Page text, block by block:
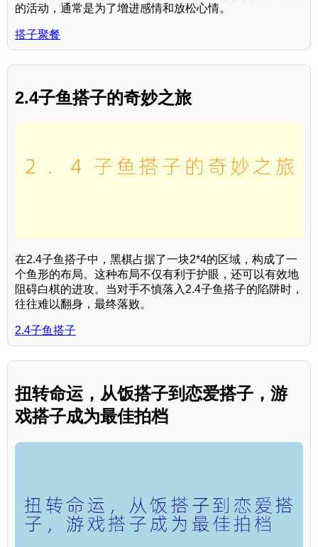
的活动，通常是为了增进感情和放松心情。
搭子聚餐
2.4子鱼搭子的奇妙之旅
在2.4子鱼搭子中，黑棋占据了一块2*4的区域，构成了一
个鱼形的布局。这种布局不仅有利于护眼，还可以有效地
阻碍白棋的进攻。当对手不慎落入2.4子鱼搭子的陷阱时，
往往难以翻身，最终落败。
2.4子鱼搭子
扭转命运，从饭搭子到恋爱搭子，游
戏搭子成为最佳拍档